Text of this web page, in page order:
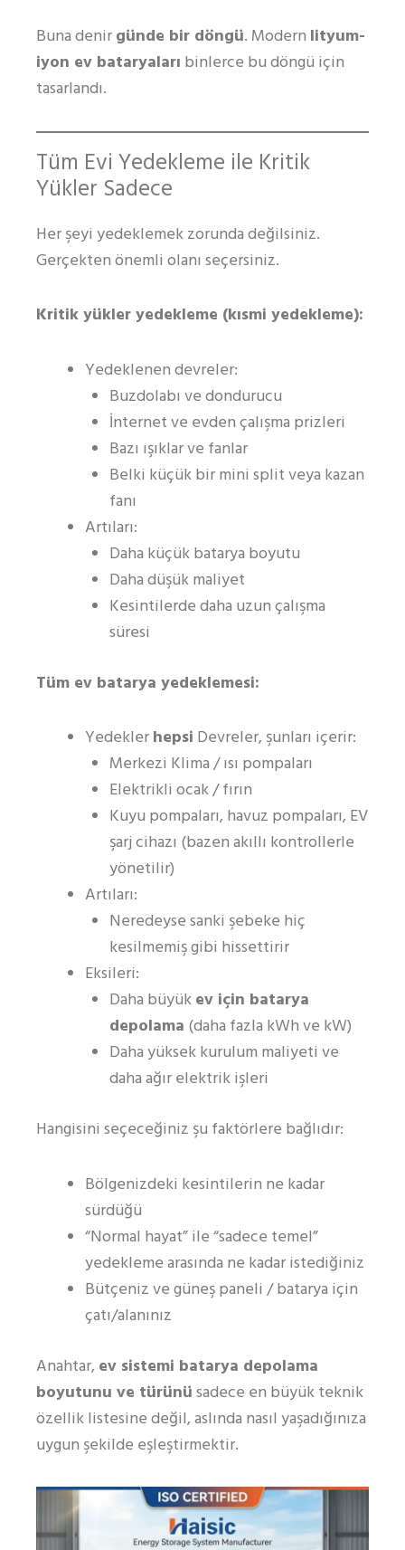
Buna denirgünde bir döngü. Modern lityum-
iyon ev bataryaları binlerce bu döngü için
tasarlandı.
Tüm Evi Yedekleme ile Kritik
Yükler Sadece
Her şeyi yedeklemek zorunda değilsiniz.
Gerçekten önemli olanı seçersiniz.
Kritik yükler yedekleme (kısmi yedekleme):
Yedeklenen devreler:
Buzdolabı ve dondurucu
İnternet ve evden çalışma prizleri
Bazı ışıklar ve fanlar
Belki küçük bir mini split veya kazan
fanı
Artıları:
Daha küçük batarya boyutu
Daha düşük maliyet
Kesintilerde daha uzun çalışma
süresi
Tüm ev batarya yedeklemesi:
Yedeklerhepsi Devreler, şunları içerir:
Merkezi Klima / ısı pompaları
Elektrikli ocak / fırın
Kuyu pompaları, havuz pompaları, EV
şarj cihazı (bazen akıllı kontrollerle
yönetilir)
Artıları:
Neredeyse sanki şebeke hiç
kesilmemiş gibi hissettirir
Eksileri:
Daha büyükev için batarya
depolama (daha fazla kWh ve kW)
Daha yüksek kurulum maliyeti ve
daha ağır elektrik işleri
Hangisini seçeceğiniz şu faktörlere bağlıdır:
Bölgenizdeki kesintilerin ne kadar
sürdüğü
“Normal hayat” ile “sadece temel”
yedekleme arasında ne kadar istediğiniz
Bütçeniz ve güneş paneli / batarya için
çatı/alanınız
Anahtar, ev sistemi batarya depolama
boyutunu ve türünüsadece en büyük teknik
özellik listesine değil, aslında nasıl yaşadığınıza
uygun şekilde eşleştirmektir.